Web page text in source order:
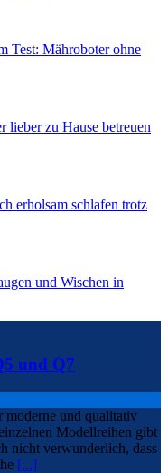
Test: Mähroboter ohne
lieber zu Hause betreuen
erholsam schlafen trotz
und Wischen in
und Q7
moderne und qualitativ
Modellreihen gibt
nicht verwunderlich, dass
[...]